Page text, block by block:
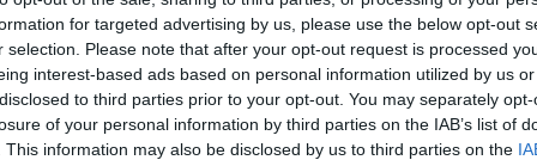
for targeted advertising by us, please use the below opt-out
selection. Please note that after your opt-out request is processed
interest-based ads based on personal information utilized by us
to third parties prior to your opt-out. You may separately
of your personal information by third parties on the IAB’s list of
This information may also be disclosed by us to third parties on the
Pontífice, Primaz de Itália, Arcebispo e
Soberano do Estado do Vaticano, Patriarca
Igreja Latina) e Servo dos Servos de Deus.
do cristianismo, o sucessor de São Pedro